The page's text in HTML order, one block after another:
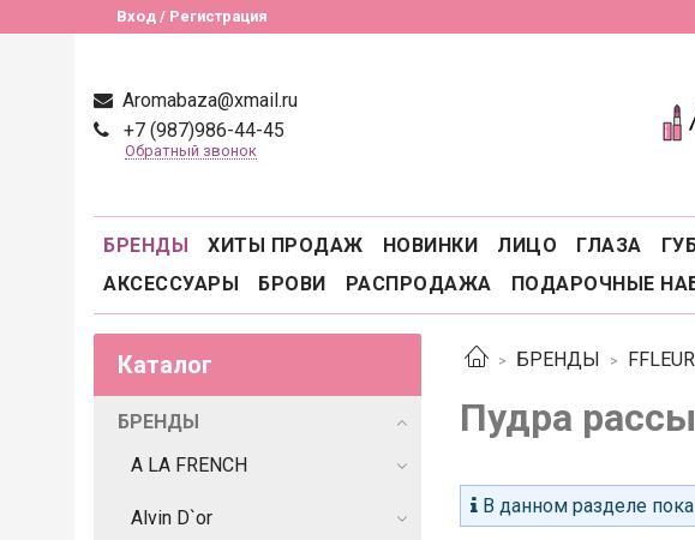
Вход / Регистрация
Aromabaza@xmail.ru
+7 (987)986-44-45
Обратный звонок
БРЕНДЫ ХИТЫ ПРОДАЖ НОВИНКИ ЛИЦО ГЛАЗА
АКСЕССУАРЫ
БРОВИ РАСПРОДАЖА ПОДАРОЧНЫЕ
БРЕНДЫ FFLEUR
Пудра
В данном разделе
Каталог
БРЕНДЫ
A LA FRENCH
Alvin D`or